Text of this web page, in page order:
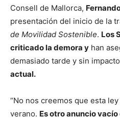
Consell de Mallorca,
presentación del inicio de la
de Movilidad Sostenible. Los
criticado la demora y han
demasiado tarde y sin
actual.
“No nos creemos que esta
verano. Es otro anuncio vacío